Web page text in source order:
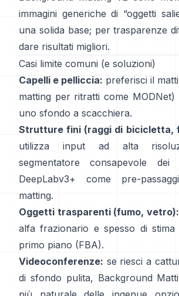
immagini generiche di “oggetti
una solida base; per trasparenze
dare risultati migliori.
Casi limite comuni (e soluzioni)
Capelli e pelliccia: preferisci il
matting per ritratti come MODNet)
uno sfondo a scacchiera.
Strutture fini (raggi di bicicletta,
utilizza input ad alta
segmentatore consapevole
DeepLabv3+ come pre-
matting.
Oggetti trasparenti (fumo, vetro):
alfa frazionario e spesso di
primo piano (FBA).
Videoconferenze: se riesci a
di sfondo pulita, Background